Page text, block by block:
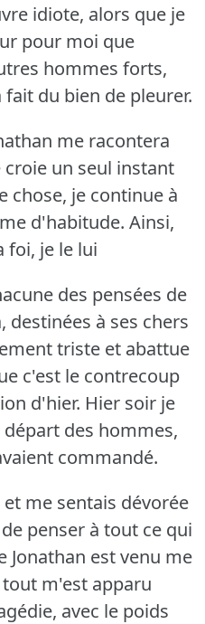
idiote, alors que je
pour moi que
hommes forts,
fait du bien de pleurer.
me racontera
un seul instant
chose, je continue à
d'habitude. Ainsi,
foi, je le lui
des pensées de
destinées à ses chers
triste et abattue
c'est le contrecoup
d'hier. Hier soir je
des hommes,
commandé.
me sentais dévorée
de penser à tout ce qui
Jonathan est venu me
m'est apparu
avec le poids